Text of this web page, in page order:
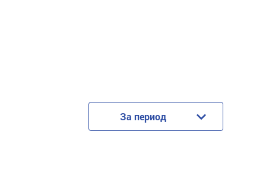
За период